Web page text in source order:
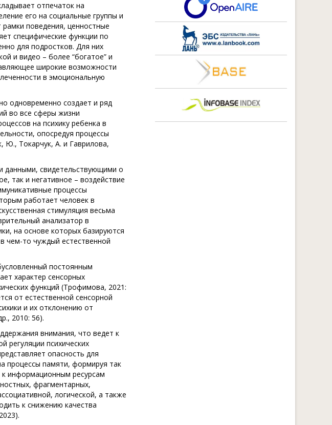
отпечаток на
его на социальные группы и
поведения, ценностные
специфические функции по
для подростков. Для них
и видео – более “богатое” и
широкие возможности
в эмоциональную
одновременно создает и ряд
во все сферы жизни
на психику ребенка в
опосредуя процессы
Ю., Токарчук, А. и Гаврилова,
данными, свидетельствующими о
так и негативное – воздействие
процессы
работает человек в
стимуляция весьма
анализатор в
на основе которых базируются
чем-то чуждый естественной
постоянным
характер сенсорных
функций (Трофимова, 2021:
от естественной сенсорной
и их отклонению от
2010: 56).
внимания, что ведет к
регуляции психических
опасность для
процессы памяти, формируя так
к информационным ресурсам
фрагментарных,
логической, а также
к снижению качества